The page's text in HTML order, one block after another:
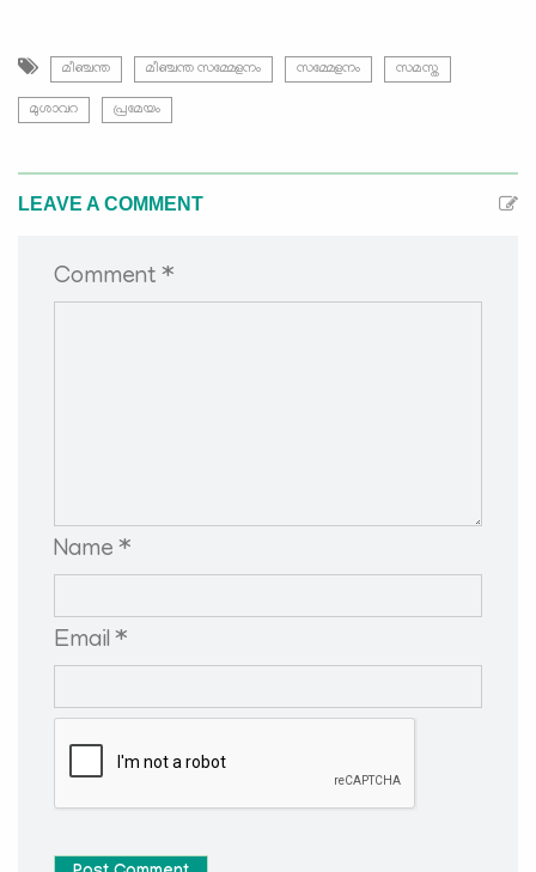
മീഞ്ചന്ത മീഞ്ചന്ത സമ്മേളനം സമ്മേളനം സമസ്ത
മുശാവറ പ്രമേയം
LEAVE A COMMENT
Comment *
Name *
Email *